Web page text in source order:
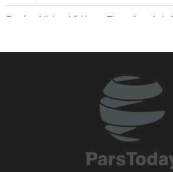
Foreign Affairs: AS Harus Tinggalkan Asia
Presiden Iran: Dengan Teknologi Baru, Iran
Ketergantungan Minyak dan Sanksi
Pasukan Reaksi Cepat dan Pasukan
Terdepan Keamanan Perbatasan Iran
Bantuan Obat-obatan dari 11 Negara untuk